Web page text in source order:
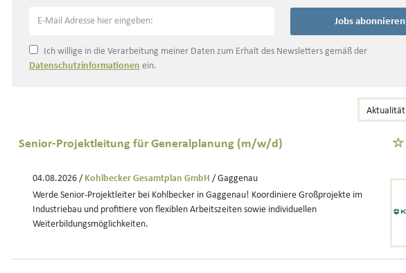
Jobs abonnieren
Ich willige in die Verarbeitung meiner Daten zum Erhalt des Newsletters gemäß der
Datenschutzinformationen ein.
Senior-Projektleitung für Generalplanung (m/w/d)
04.08.2026 / Kohlbecker Gesamtplan GmbH / Gaggenau
Werde Senior-Projektleiter bei Kohlbecker in Gaggenau! Koordiniere Großprojekte im
Industriebau und profitiere von flexiblen Arbeitszeiten sowie individuellen
Weiterbildungsmöglichkeiten.